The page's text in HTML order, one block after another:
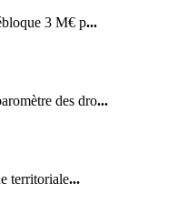
3 M€ p...
des dro...
territoriale...